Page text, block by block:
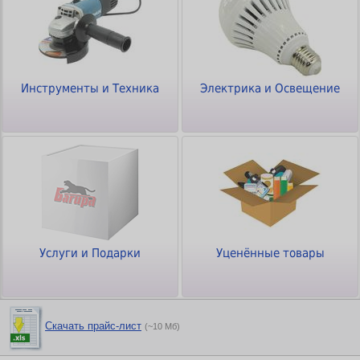
Инструменты и Техника Электрика и Освещение
Услуги и Подарки Уценённые товары
Скачать прайс-лист (~10 Мб)